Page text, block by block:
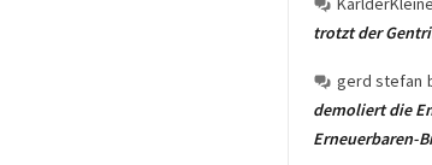
trotzt der
gerd stefan
demoliert die
Erneuerbaren-